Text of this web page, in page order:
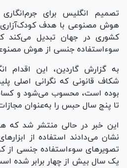
تصمیم انگلیس برای جرم‌انگاری
هوش مصنوعی با هدف
کشوری در جهان تبدیل می‌کند
سوءاستفاده جنسی از هوش
به گزارش گاردین، این اقدام
شکاف قانونی که نگرانی اصلی
بوده است، محسوب می‌شود و
تا پنج سال حبس را به‌عنوان
این خبر در حالی منتشر شد که
نشان می‌دادند استفاده از
تصویرهای سوءاستفاده جنسی از
یک سال بیش از چهار برابر شده